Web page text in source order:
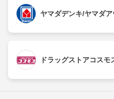
ヤマダデンキ/ヤマダ
ドラッグストアコスモ